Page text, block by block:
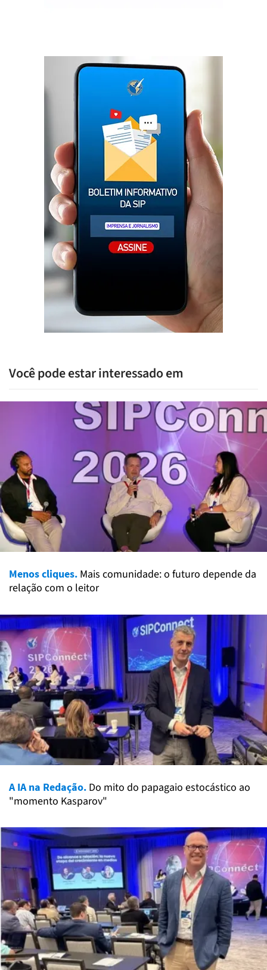
Você pode estar interessado em
Menos cliques. Mais comunidade: o futuro depende da
relação com o leitor
A IA na Redação. Do mito do papagaio estocástico ao
"momento Kasparov"